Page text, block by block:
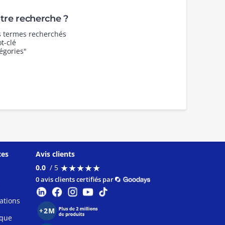
recherche ?
recherchés
clé
Avis clients
0.0 / 5 ★★★★★
★★★★★
0 avis clients certifiés par